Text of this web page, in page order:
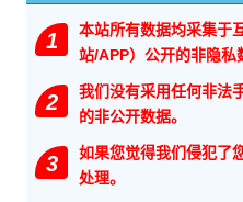
1
本站所有数据均采集于
站/APP）公开的非隐私
2
我们没有采用任何非法
的非公开数据。
3
如果您觉得我们侵犯了
处理。